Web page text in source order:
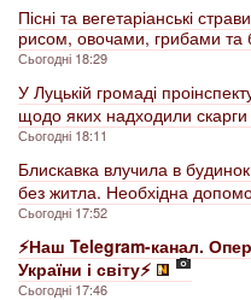
Пісні та вегетаріанські
рисом, овочами, грибами та
Сьогодні 18:29
У Луцькій громаді
щодо яких надходили скарги
Сьогодні 18:11
Блискавка влучила в
без житла. Необхідна
Сьогодні 17:52
⚡️Наш Telegram-канал.
України і світу⚡️
Сьогодні 17:46